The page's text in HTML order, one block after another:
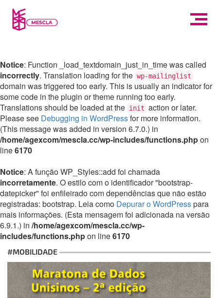
Notice: Function _load_textdomain_just_in_time was called
incorrectly. Translation loading for the wp-mailinglist
domain was triggered too early. This is usually an indicator for
some code in the plugin or theme running too early.
Translations should be loaded at the init action or later.
Please see Debugging in WordPressfor more information.
(This message was added in version 6.7.0.) in
/home/agexcom/mescla.cc/wp-includes/functions.phpon
line6170
Notice: A função WP_Styles::add foi chamada
incorretamente. O estilo com o identificador "bootstrap-
datepicker" foi enfileirado com dependências que não estão
registradas: bootstrap. Leia como Depurar o WordPresspara
mais informações. (Esta mensagem foi adicionada na versão
6.9.1.) in /home/agexcom/mescla.cc/wp-
includes/functions.phpon line6170
#MOBILIDADE